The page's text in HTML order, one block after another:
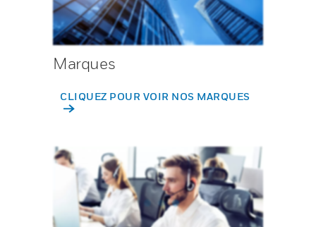
Marques
CLIQUEZ POUR VOIR NOS MARQUES